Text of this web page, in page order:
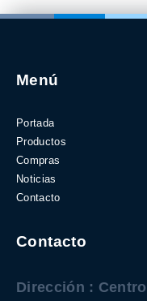
Menú
Portada
Productos
Compras
Noticias
Contacto
Contacto
Dirección :